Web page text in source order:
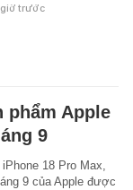
giờ trước
phẩm Apple
9
iPhone 18 Pro Max,
9 của Apple được